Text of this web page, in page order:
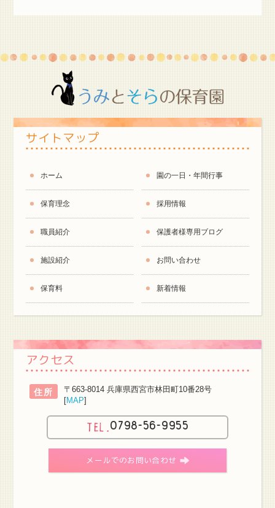
サイトマップ
ホーム
保育理念
職員紹介
施設紹介
保育料
園の一日・年間行事
採用情報
保護者様専用ブログ
お問い合わせ
新着情報
アクセス
住所
〒663-8014 兵庫県西宮市林田町10番28号
[MAP]
0798-56-9955
メールでのお問い合わせ